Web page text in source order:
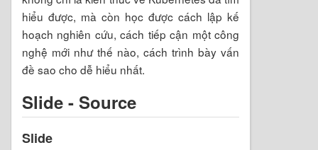
hiểu được, mà còn học được cách lập kế
hoạch nghiên cứu, cách tiếp cận một công
nghệ mới như thế nào, cách trình bày vấn
đề sao cho dễ hiểu nhất.
Slide - Source
Slide